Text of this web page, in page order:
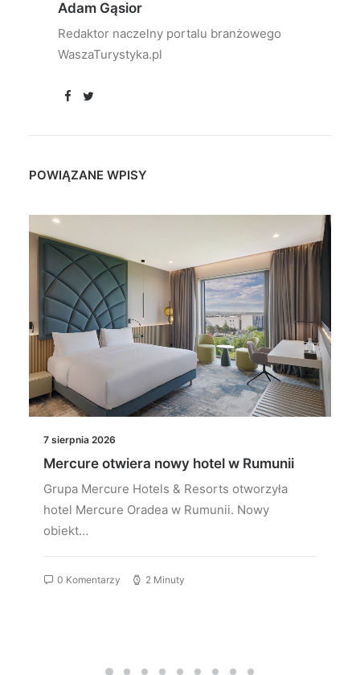
Adam Gąsior
Redaktor naczelny portalu branżowego
WaszaTurystyka.pl
POWIĄZANE WPISY
7 sierpnia 2026
Mercure otwiera nowy hotel w Rumunii
Grupa Mercure Hotels & Resorts otworzyła
hotel Mercure Oradea w Rumunii. Nowy
obiekt…
0 Komentarzy 2 Minuty